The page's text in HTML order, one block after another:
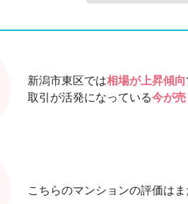
新潟市東区では相場が上昇傾向
取引が活発になっている今が
こちらのマンションの評価はま